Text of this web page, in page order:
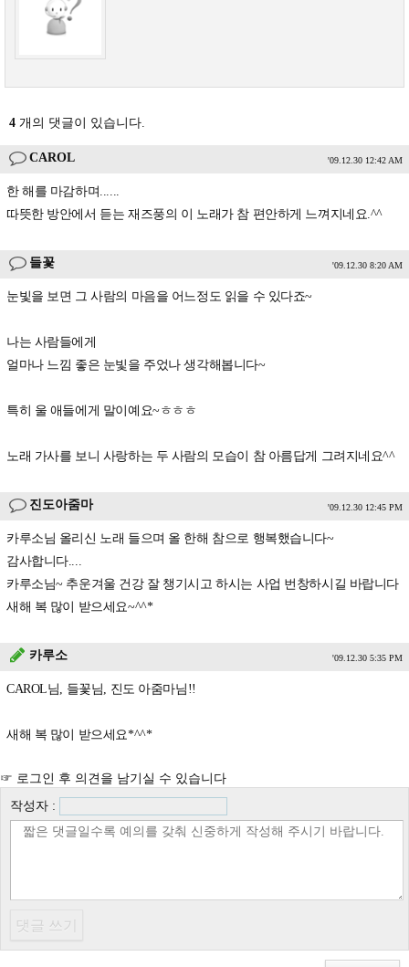
4 개의 댓글이 있습니다.
CAROL '09.12.30 12:42 AM
한 해를 마감하며......
따뜻한 방안에서 듣는 재즈풍의 이 노래가 참 편안하게 느껴지네요.^^
들꽃 '09.12.30 8:20 AM
눈빛을 보면 그 사람의 마음을 어느정도 읽을 수 있다죠~
나는 사람들에게
얼마나 느낌 좋은 눈빛을 주었나 생각해봅니다~
특히 울 애들에게 말이예요~ㅎㅎㅎ
노래 가사를 보니 사랑하는 두 사람의 모습이 참 아름답게 그려지네요^^
진도아줌마 '09.12.30 12:45 PM
카루소님 올리신 노래 들으며 올 한해 참으로 행복했습니다~
감사합니다....
카루소님~ 추운겨울 건강 잘 챙기시고 하시는 사업 번창하시길 바랍니다
새해 복 많이 받으세요~^^*
카루소 '09.12.30 5:35 PM
CAROL님, 들꽃님, 진도 아줌마님!!
새해 복 많이 받으세요*^^*
☞ 로그인 후 의견을 남기실 수 있습니다
작성자 :